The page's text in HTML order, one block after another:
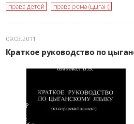
права детей права рома (цыган)
09.03.2011
Краткое руководство по